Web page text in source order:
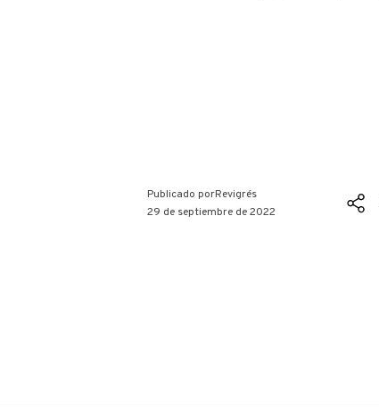
Publicado porRevigrés
29 de septiembre de 2022